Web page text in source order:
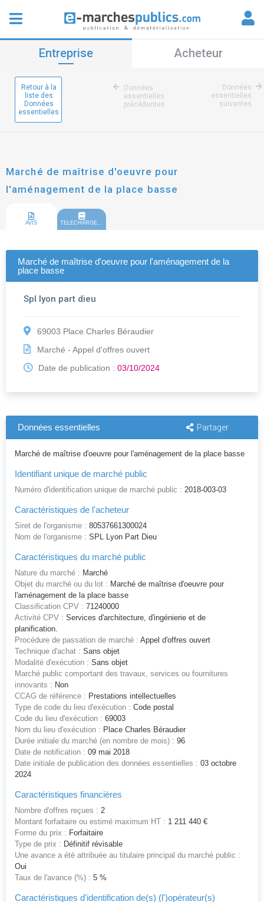
Entreprise Acheteur
Retour à la
liste des
Données
essentielles
Données
essentielles
précédentes
Données
essentielles
suivantes
Marché de maîtrise d'oeuvre pour
l'aménagement de la place basse
AVIS TELECHARGEMENT
Marché de maîtrise d'oeuvre pour l'aménagement de la
place basse
Spl lyon part dieu
69003 Place Charles Béraudier
Marché - Appel d'offres ouvert
Date de publication : 03/10/2024
Données essentielles Partager
Marché de maîtrise d'oeuvre pour l'aménagement de la place basse
Identifiant unique de marché public
Numéro d'identification unique de marché public : 2018-003-03
Caractéristiques de l'acheteur
Siret de l'organisme : 80537661300024
Nom de l'organisme : SPL Lyon Part Dieu
Caractéristiques du marché public
Nature du marché : Marché
Objet du marché ou du lot : Marché de maîtrise d'oeuvre pour
l'aménagement de la place basse
Classification CPV : 71240000
Activité CPV : Services d'architecture, d'ingénierie et de
planification.
Procédure de passation de marché : Appel d'offres ouvert
Technique d'achat : Sans objet
Modalité d'exécution : Sans objet
Marché public comportant des travaux, services ou fournitures
innovants : Non
CCAG de référence : Prestations intellectuelles
Type de code du lieu d'exécution : Code postal
Code du lieu d'exécution : 69003
Nom du lieu d'exécution : Place Charles Béraudier
Durée initiale du marché (en nombre de mois) : 96
Date de notification : 09 mai 2018
Date initiale de publication des données essentielles : 03 octobre
2024
Caractéristiques financières
Nombre d'offres reçues : 2
Montant forfaitaire ou estimé maximum HT : 1 211 440 €
Forme du prix : Forfaitaire
Type de prix : Définitif révisable
Une avance a été attribuée au titulaire principal du marché public :
Oui
Taux de l'avance (%) : 5 %
Caractéristiques d'identification de(s) (l')opérateur(s)